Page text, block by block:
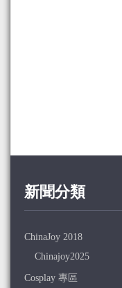
新聞分類
ChinaJoy 2018
Chinajoy2025
Cosplay 專區